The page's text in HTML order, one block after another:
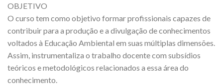
OBJETIVO
O curso tem como objetivo formar profissionais capazes de
contribuir para a produção e a divulgação de conhecimentos
voltados à Educação Ambiental em suas múltiplas dimensões.
Assim, instrumentaliza o trabalho docente com subsídios
teóricos e metodológicos relacionados a essa área do
conhecimento.